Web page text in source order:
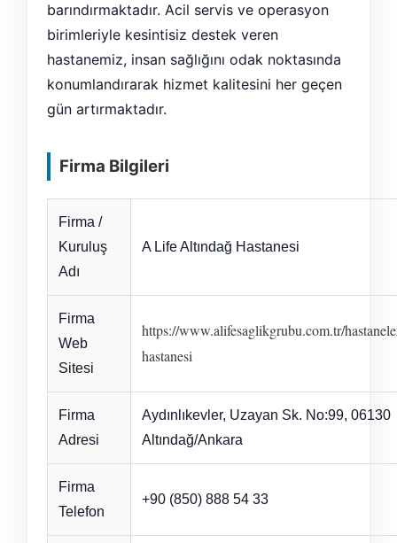
barındırmaktadır. Acil servis ve operasyon
birimleriyle kesintisiz destek veren
hastanemiz, insan sağlığını odak noktasında
konumlandırarak hizmet kalitesini her geçen
gün artırmaktadır.
Firma Bilgileri
Firma /
Kuruluş
Adı
A Life Altındağ Hastanesi
Firma
Web
Sitesi
https://www.alifesaglikgrubu.com.tr/
hastanesi
Firma
Adresi
Aydınlıkevler, Uzayan Sk. No:99, 06130
Altındağ/Ankara
Firma
Telefon
+90 (850) 888 54 33